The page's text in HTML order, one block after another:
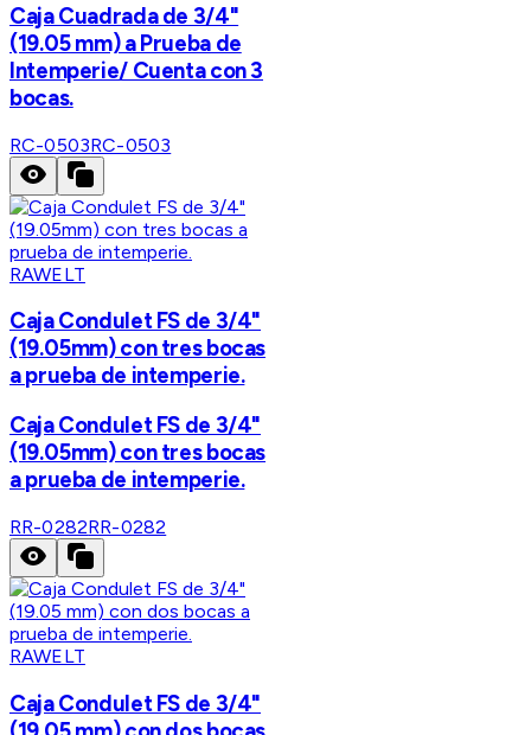
Caja Cuadrada de 3/4"
(19.05 mm) a Prueba de
Intemperie/ Cuenta con 3
bocas.
RC-0503RC-0503
RAWELT
Caja Condulet FS de 3/4"
(19.05mm) con tres bocas
a prueba de intemperie.
Caja Condulet FS de 3/4"
(19.05mm) con tres bocas
a prueba de intemperie.
RR-0282RR-0282
RAWELT
Caja Condulet FS de 3/4"